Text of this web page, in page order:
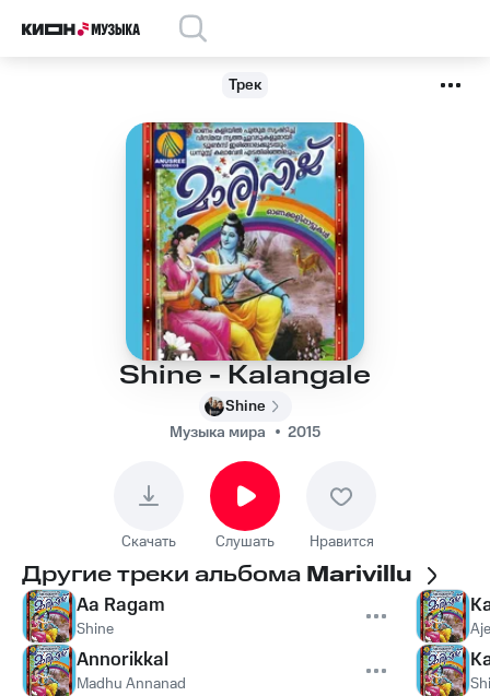
Трек
Shine - Kalangale
Shine
Музыка мира
2015
Скачать Слушать Нравится
Другие треки альбома Marivillu
Aa Ragam
Shine
Annorikkal
Madhu Annanad